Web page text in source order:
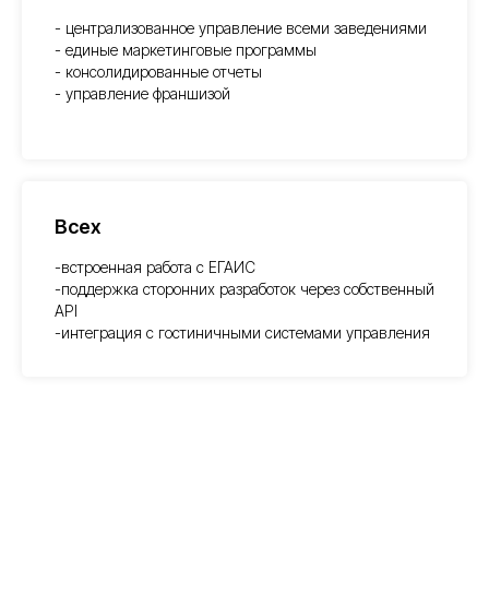
- централизованное управление всеми заведениями
- единые маркетинговые программы
- консолидированные отчеты
- управление франшизой
Всех
-встроенная работа с ЕГАИС
-поддержка сторонних разработок через собственный
API
-интеграция с гостиничными системами управления